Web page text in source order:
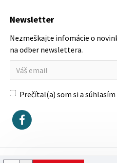
Newsletter
Nezmeškajte infomácie o
na odber newslettera.
Prečítal(a) som si a súhlasím